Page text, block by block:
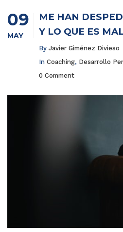
09
MAY
ME HAN
Y LO QUE ES
By Javier Giménez Divieso
In Coaching, Desarrollo
0 Comment